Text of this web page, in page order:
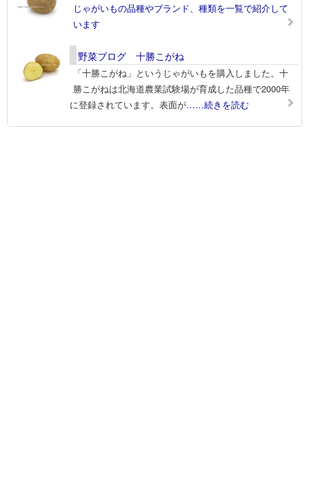
じゃがいもの品種やブランド、種類を一覧で紹介して
います
野菜ブログ 十勝こがね
「十勝こがね」というじゃがいもを購入しました。十
勝こがねは北海道農業試験場が育成した品種で2000年
に登録されています。表面が……続きを読む